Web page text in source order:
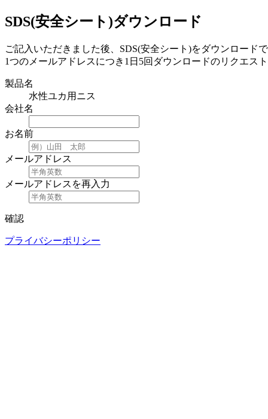
SDS(安全シート)ダウンロード
ご記入いただきました後、SDS(安全シート)をダウンロード
1つのメールアドレスにつき1日5回ダウンロードのリクエス
製品名
水性ユカ用ニス
会社名
お名前
メールアドレス
メールアドレスを再入力
確認
プライバシーポリシー